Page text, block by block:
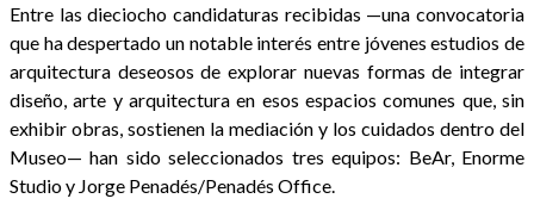
Entre las dieciocho candidaturas recibidas —una convocatoria
que ha despertado un notable interés entre jóvenes estudios de
arquitectura deseosos de explorar nuevas formas de integrar
diseño, arte y arquitectura en esos espacios comunes que, sin
exhibir obras, sostienen la mediación y los cuidados dentro del
Museo— han sido seleccionados tres equipos: BeAr, Enorme
Studio y Jorge Penadés/Penadés Office.